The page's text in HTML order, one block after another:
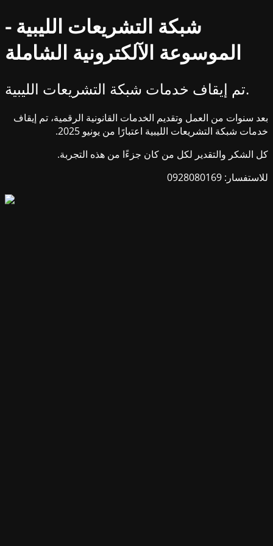
شبكة التشريعات الليبية -
الموسوعة الآلكترونية الشاملة
تم إيقاف خدمات شبكة التشريعات الليبية.
بعد سنوات من العمل وتقديم الخدمات القانونية الرقمية، تم إيقاف
خدمات شبكة التشريعات الليبية اعتبارًا من يونيو 2025.
كل الشكر والتقدير لكل من كان جزءًا من هذه التجربة.
للاستفسار: 0928080169